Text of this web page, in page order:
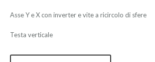
Asse Y e X con inverter e vite a ricircolo di sfere
Testa verticale